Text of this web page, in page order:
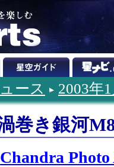
ース 2003年
巻き銀河
Chandra